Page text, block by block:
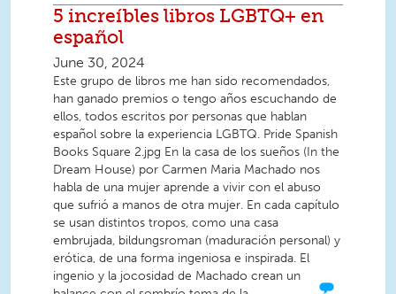
5 increíbles libros LGBTQ+ en
español
June 30, 2024
Este grupo de libros me han sido recomendados,
han ganado premios o tengo años escuchando de
ellos, todos escritos por personas que hablan
español sobre la experiencia LGBTQ. Pride Spanish
Books Square 2.jpg En la casa de los sueños (In the
Dream House) por Carmen Maria Machado nos
habla de una mujer aprende a vivir con el abuso
que sufrió a manos de otra mujer. En cada capítulo
se usan distintos tropos, como una casa
embrujada, bildungsroman (maduración personal) y
erótica, de una forma ingeniosa e inspirada. El
ingenio y la jocosidad de Machado crean un